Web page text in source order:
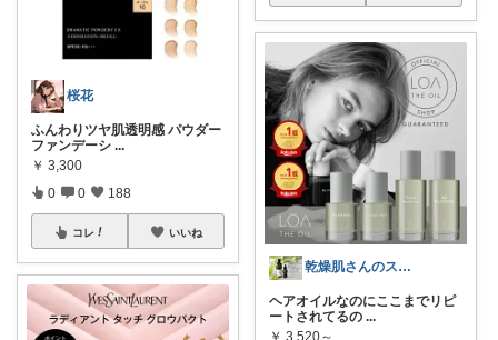
桜花
ふんわりツヤ肌透明感 パウダー
ファンデーシ ...
￥ 3,300
0 0 188
コレ いいね
乾燥肌さんのスキンケアROOM
ヘアオイルなのにここまでリピ
ートされてるの ...
￥ 3,520～